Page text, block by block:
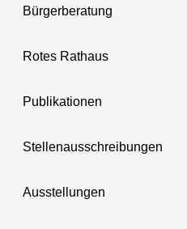
Bürgerberatung
Rotes Rathaus
Publikationen
Stellenausschreibungen
Ausstellungen